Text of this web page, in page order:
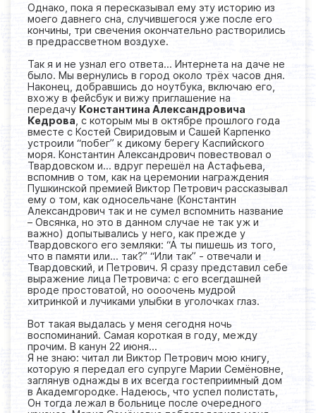
Однако, пока я пересказывал ему эту историю из
моего давнего сна, случившегося уже после его
кончины, три свечения окончательно растворились
в предрассветном воздухе.
Так я и не узнал его ответа… Интернета на даче не
было. Мы вернулись в город около трёх часов дня.
Наконец, добравшись до ноутбука, включаю его,
вхожу в фейсбук и вижу приглашение на
передачу Константина Александровича
Кедрова , с которым мы в октябре прошлого года
вместе с Костей Свиридовым и Сашей Карпенко
устроили “побег” к дикому берегу Каспийского
моря. Константин Александрович повествовал о
Твардовском и… вдруг перешёл на Астафьева,
вспомнив о том, как на церемонии награждения
Пушкинской премией Виктор Петрович рассказывал
ему о том, как односельчане (Константин
Александрович так и не сумел вспомнить название
– Овсянка, но это в данном случае не так уж и
важно) допытывались у него, как прежде у
Твардовского его земляки: “А ты пишешь из того,
что в памяти или… так?” “Или так” - отвечали и
Твардовский, и Петрович. Я сразу представил себе
выражение лица Петровича: с его всегдашней
вроде простоватой, но оооочень мудрой
хитринкой и лучиками улыбки в уголочках глаз.
Вот такая выдалась у меня сегодня ночь
воспоминаний. Самая короткая в году, между
прочим. В канун 22 июня…
Я не знаю: читал ли Виктор Петрович мою книгу,
которую я передал его супруге Марии Семёновне,
заглянув однажды в их всегда гостеприимный дом
в Академгородке. Надеюсь, что успел полистать,
Он тогда лежал в больнице после очередного